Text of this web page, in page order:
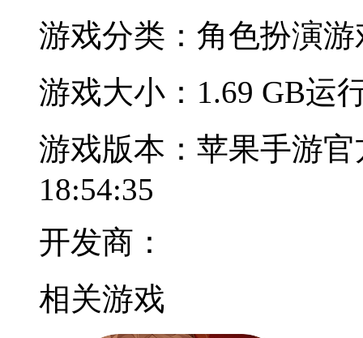
游戏分类：角色扮演游
游戏大小：1.69 GB运
游戏版本：苹果手游官
18:54:35
开发商：
相关游戏